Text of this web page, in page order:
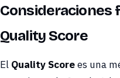
Consideraciones
Quality Score
El Quality Scorees una